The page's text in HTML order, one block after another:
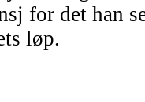
for det han
løp.